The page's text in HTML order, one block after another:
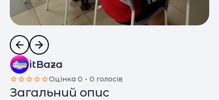
itBaza
Оцінка 0 - 0 голосів
Загальний опис